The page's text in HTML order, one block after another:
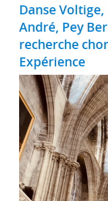
Danse
André, Pey
recherche
Expérience